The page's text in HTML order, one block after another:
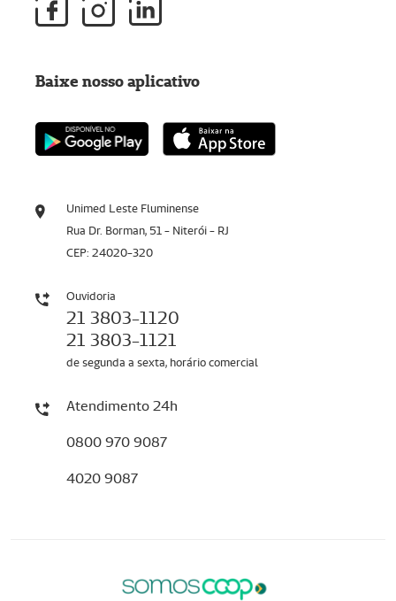
Unimed Leste Fluminense
Rua Dr. Borman, 51 - Niterói - RJ
CEP: 24020-320
Ouvidoria
21 3803-1120
21 3803-1121
de segunda a sexta, horário comercial
Atendimento 24h
0800 970 9087
4020 9087
Baixe nosso aplicativo